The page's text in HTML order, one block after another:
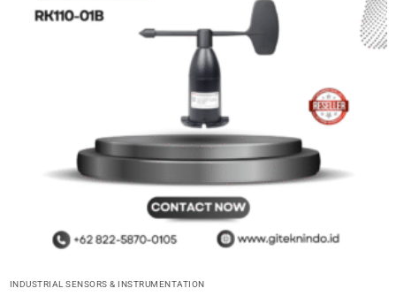
INDUSTRIAL SENSORS & INSTRUMENTATION